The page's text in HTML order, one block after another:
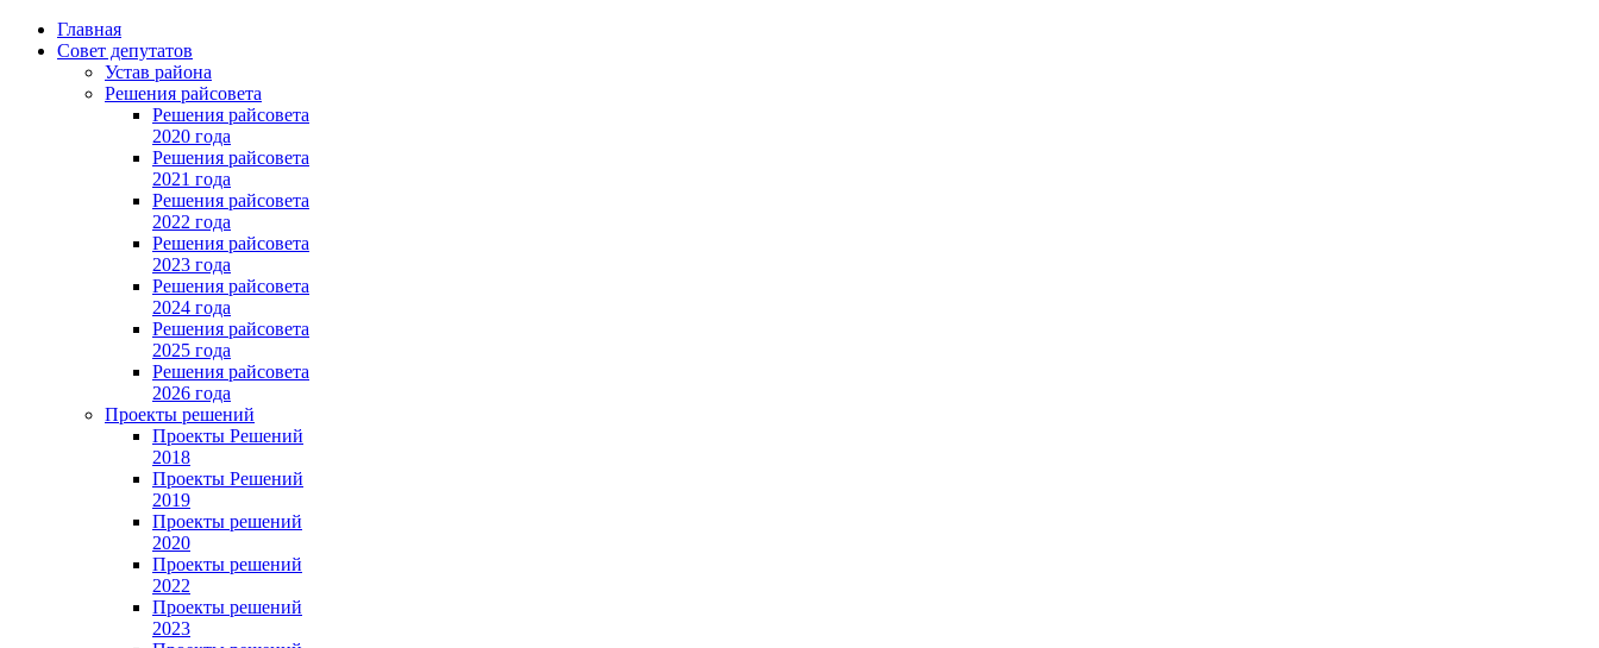
Главная
Совет депутатов
Устав района
Решения райсовета
Решения райсовета
2020 года
Решения райсовета
2021 года
Решения райсовета
2022 года
Решения райсовета
2023 года
Решения райсовета
2024 года
Решения райсовета
2025 года
Решения райсовета
2026 года
Проекты решений
Проекты Решений
2018
Проекты Решений
2019
Проекты решений
2020
Проекты решений
2022
Проекты решений
2023